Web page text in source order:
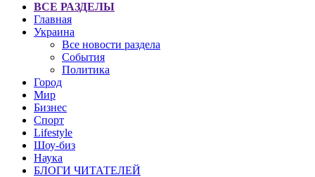
ВСЕ РАЗДЕЛЫ
Главная
Украина
Все новости раздела
События
Политика
Город
Мир
Бизнес
Спорт
Lifestyle
Шоу-биз
Наука
БЛОГИ ЧИТАТЕЛЕЙ